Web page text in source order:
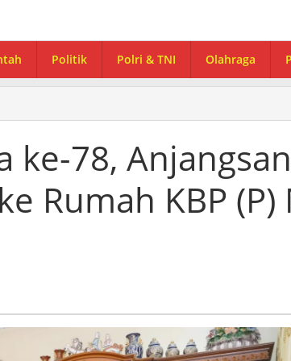
Politik Polri & TNI Olahraga
ke-78,
Rumah KBP (P)